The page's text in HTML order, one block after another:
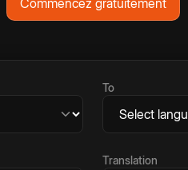
Commencez gratuitement
To
Translation